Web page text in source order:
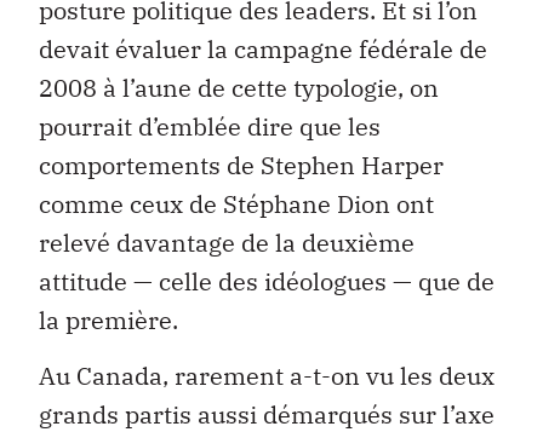
posture politique des leaders. Et si l’on
devait évaluer la campagne fédérale de
2008 à l’aune de cette typologie, on
pourrait d’emblée dire que les
comportements de Stephen Harper
comme ceux de Stéphane Dion ont
relevé davantage de la deuxième
attitude — celle des idéologues — que de
la première.
Au Canada, rarement a-t-on vu les deux
grands partis aussi démarqués sur l’axe